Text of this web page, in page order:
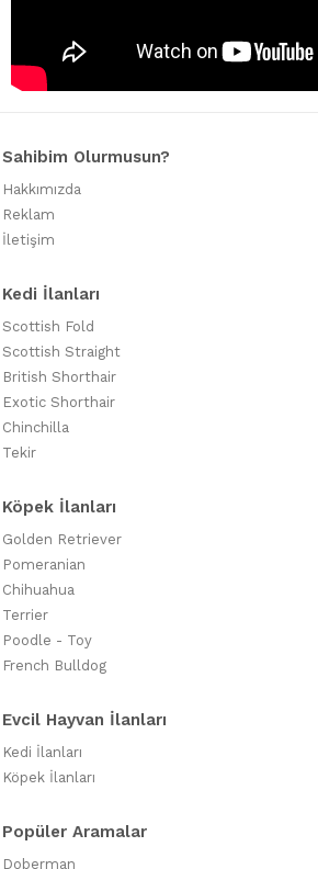
Sahibim Olurmusun?
Hakkımızda
Reklam
İletişim
Kedi İlanları
Scottish Fold
Scottish Straight
British Shorthair
Exotic Shorthair
Chinchilla
Tekir
Köpek İlanları
Golden Retriever
Pomeranian
Chihuahua
Terrier
Poodle - Toy
French Bulldog
Evcil Hayvan İlanları
Kedi İlanları
Köpek İlanları
Popüler Aramalar
Doberman